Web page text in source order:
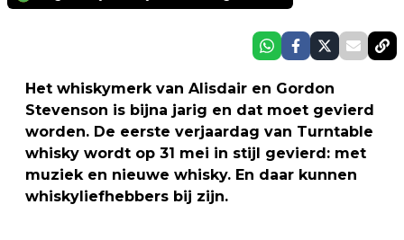
Het whiskymerk van Alisdair en Gordon
Stevenson is bijna jarig en dat moet gevierd
worden. De eerste verjaardag van Turntable
whisky wordt op 31 mei in stijl gevierd: met
muziek en nieuwe whisky. En daar kunnen
whiskyliefhebbers bij zijn.